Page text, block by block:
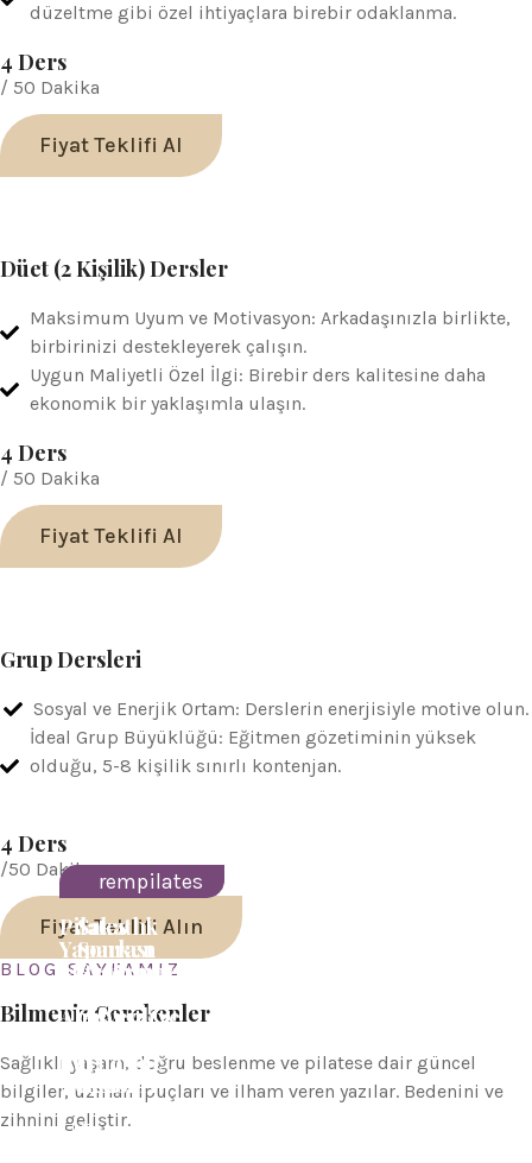
düzeltme gibi özel ihtiyaçlara birebir odaklanma.
4 Ders
/ 50 Dakika
Fiyat Teklifi Al
Düet (2 Kişilik) Dersler
Maksimum Uyum ve Motivasyon: Arkadaşınızla birlikte,
birbirinizi destekleyerek çalışın.
Uygun Maliyetli Özel İlgi: Birebir ders kalitesine daha
ekonomik bir yaklaşımla ulaşın.
4 Ders
/ 50 Dakika
Fiyat Teklifi Al
Grup Dersleri
Sosyal ve Enerjik Ortam: Derslerin enerjisiyle motive olun.
İdeal Grup Büyüklüğü: Eğitmen gözetiminin yüksek
olduğu, 5-8 kişilik sınırlı kontenjan.
4 Ders
/50 Dakika
Fiyat Teklifi Alın
BLOG SAYFAMIZ
Bilmeniz Gerekenler
Sağlıklı yaşam, doğru beslenme ve pilatese dair güncel
bilgiler, uzman ipuçları ve ilham veren yazılar. Bedenini ve
zihnini geliştir.
rempilates
Pilates
Yaparken
Maksimum
Almanız
Püf
Noktası
rempilates
Sakatlık
Sonrası
Reformer
Güvenli ve
İyileşme
Rehberi